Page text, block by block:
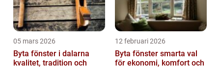
05 mars 2026
Byta fönster i dalarna
kvalitet, tradition och
12 februari 2026
Byta fönster smarta val
för ekonomi, komfort och